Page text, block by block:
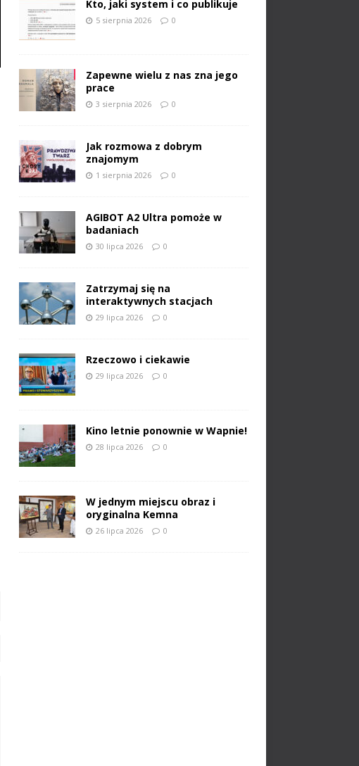
Kto, jaki system i co publikuje
5 sierpnia 2026 0
Zapewne wielu z nas zna jego
prace
3 sierpnia 2026 0
Jak rozmowa z dobrym
znajomym
1 sierpnia 2026 0
AGIBOT A2 Ultra pomoże w
badaniach
30 lipca 2026 0
Zatrzymaj się na
interaktywnych stacjach
29 lipca 2026 0
Rzeczowo i ciekawie
29 lipca 2026 0
Kino letnie ponownie w Wapnie!
28 lipca 2026 0
W jednym miejscu obraz i
oryginalna Kemna
26 lipca 2026 0